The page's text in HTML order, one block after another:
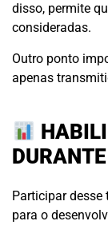
disso, permite
consideradas.
Outro ponto
apenas
Participar
para o